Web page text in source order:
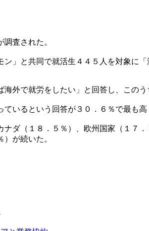
査された。
」と共同で就活生４４５人を対象に
外で就労をしたい」と回答し、この
いるという回答が３０．６％で最も
ダ（１８．５％）、欧州国家（１７
が続いた。